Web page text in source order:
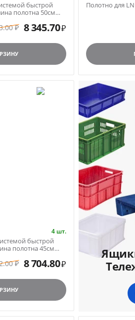
быстрой
полотна 50см
₽ 8 345.70₽
Полотно для
4 шт.
быстрой
полотна 45см
₽ 8 704.80₽